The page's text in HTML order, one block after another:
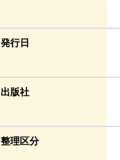
発行日
出版社
整理区分